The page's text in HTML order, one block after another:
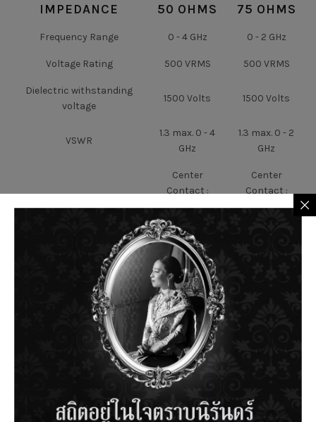
IMPEDANCE 50 OHMS 75 OHMS
Frequency Range 0 - 4 GHz 0 - 2 GHz
Voltage Rating 500 VRMS 500 VRMS
Dielectric withstanding
voltage
1500 Volts 1500 Volts
VSWR
1.3 max. 0 - 4
GHz
1.3 max. 0 - 2
GHz
Center
Contact :
3 milliohms ;
Outer Contact
:
2 milliohms ;
Center
Contact :
3 milliohms ;
MATERIAL
Center Contact Brass
Metal Parts Brass
Delrin**
PBT polyester
Silicone